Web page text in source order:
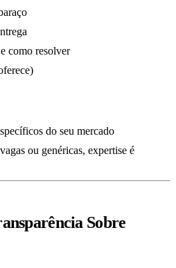
como resolver
do seu mercado
ou genéricas, expertise é
Sobre